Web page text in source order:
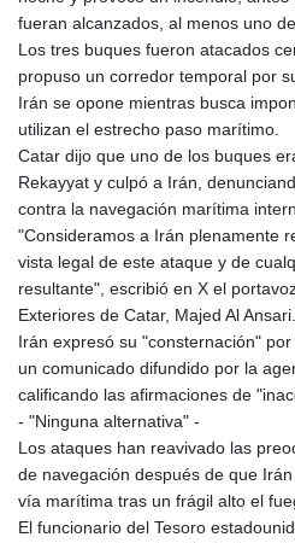
fueran alcanzados, al menos uno
Los tres buques fueron atacados
propuso un corredor temporal por
Irán se opone mientras busca
utilizan el estrecho paso marítimo.
Catar dijo que uno de los buques
Rekayyat y culpó a Irán,
contra la navegación marítima
"Consideramos a Irán plenamente
vista legal de este ataque y de
resultante", escribió en X el
Exteriores de Catar, Majed Al Ansari.
Irán expresó su "consternación"
un comunicado difundido por la
calificando las afirmaciones de
- "Ninguna alternativa" -
Los ataques han reavivado las
de navegación después de que
vía marítima tras un frágil alto el
El funcionario del Tesoro